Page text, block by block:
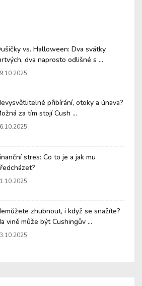
vs. Halloween: Dva svátky
dva naprosto odlišné s ...
přibírání, otoky a únava?
za tím stojí Cush ...
stres: Co to je a jak mu
zhubnout, i když se snažíte?
vině může být Cushingův ...